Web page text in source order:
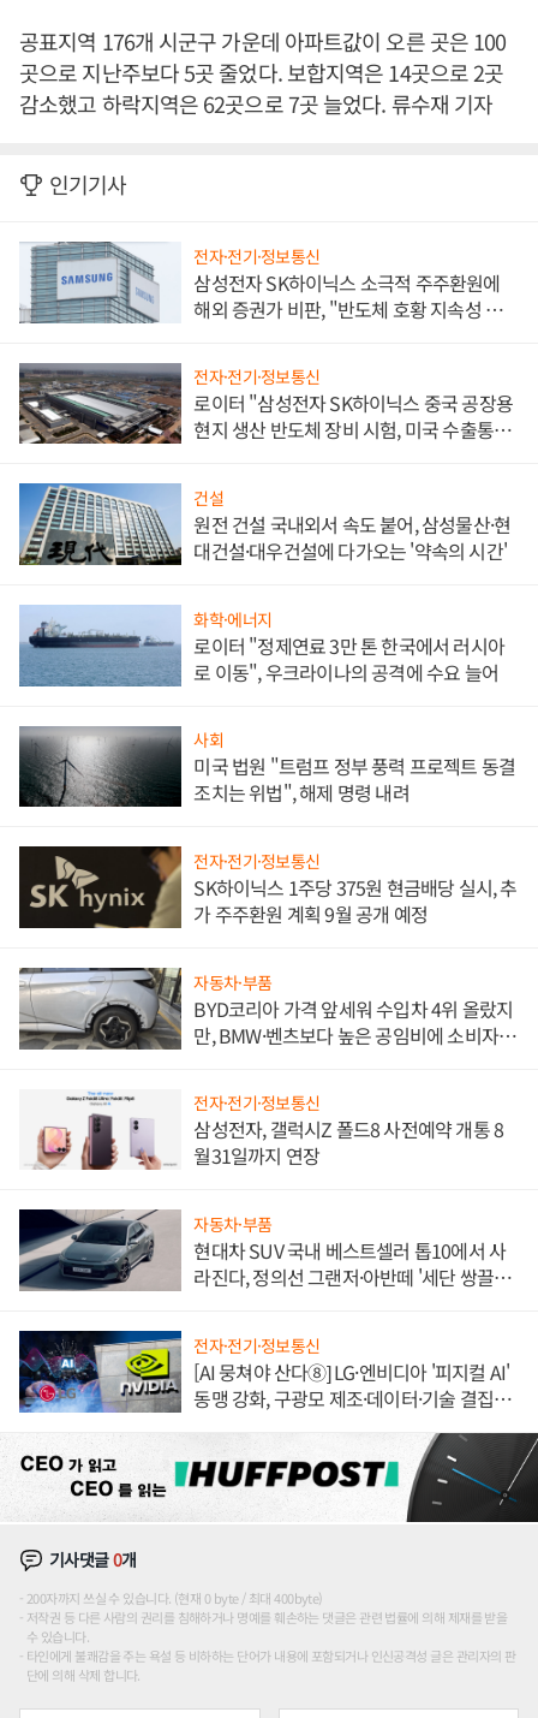
공표지역 176개 시군구 가운데 아파트값이 오른 곳은 100
곳으로 지난주보다 5곳 줄었다. 보합지역은 14곳으로 2곳
감소했고 하락지역은 62곳으로 7곳 늘었다. 류수재 기자
인기기사
전자·전기·정보통신
삼성전자 SK하이닉스 소극적 주주환원에
해외 증권가 비판, "반도체 호황 지속성 의
전자·전기·정보통신
로이터 "삼성전자 SK하이닉스 중국 공장용
현지 생산 반도체 장비 시험, 미국 수출통제
건설
원전 건설 국내외서 속도 붙어, 삼성물산·현
대건설·대우건설에 다가오는 '약속의 시간'
화학·에너지
로이터 "정제연료 3만 톤 한국에서 러시아
로 이동", 우크라이나의 공격에 수요 늘어
사회
미국 법원 "트럼프 정부 풍력 프로젝트 동결
조치는 위법", 해제 명령 내려
전자·전기·정보통신
SK하이닉스 1주당 375원 현금배당 실시, 추
가 주주환원 계획 9월 공개 예정
자동차·부품
BYD코리아 가격 앞세워 수입차 4위 올랐지
만, BMW·벤츠보다 높은 공임비에 소비자
전자·전기·정보통신
삼성전자, 갤럭시Z 폴드8 사전예약 개통 8
월31일까지 연장
자동차·부품
현대차 SUV 국내 베스트셀러 톱10에서 사
라진다, 정의선 그랜저·아반떼 '세단 쌍끌
전자·전기·정보통신
[AI 뭉쳐야 산다⑧] LG·엔비디아 '피지컬 AI'
동맹 강화, 구광모 제조·데이터·기술 결집
기사댓글0개
200자까지 쓰실 수 있습니다. (현재 0 byte / 최대 400byte)
저작권 등 다른 사람의 권리를 침해하거나 명예를 훼손하는 댓글은 관련 법률에 의해 제재를 받을
수 있습니다.
타인에게 불쾌감을 주는 욕설 등 비하하는 단어가 내용에 포함되거나 인신공격성 글은 관리자의 판
단에 의해 삭제 합니다.